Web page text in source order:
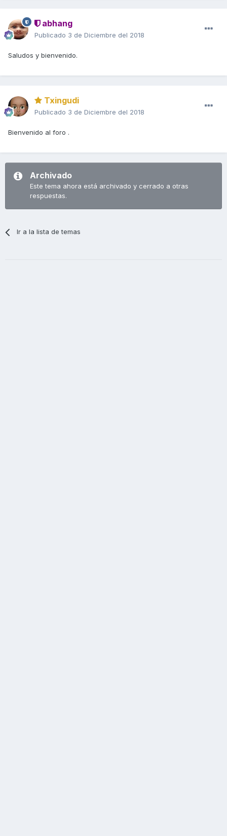
abhang
Publicado 3 de Diciembre del 2018
Saludos y bienvenido.
Txingudi
Publicado 3 de Diciembre del 2018
Bienvenido al foro .
Archivado
Este tema ahora está archivado y cerrado a otras
respuestas.
Ir a la lista de temas